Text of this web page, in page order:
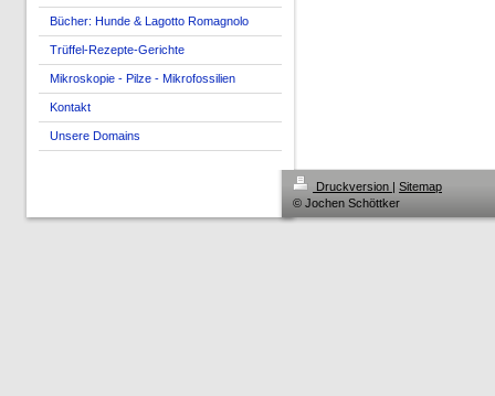
Bücher: Hunde & Lagotto Romagnolo
Trüffel-Rezepte-Gerichte
Mikroskopie - Pilze - Mikrofossilien
Kontakt
Unsere Domains
Druckversion | Sitemap
© Jochen Schöttker